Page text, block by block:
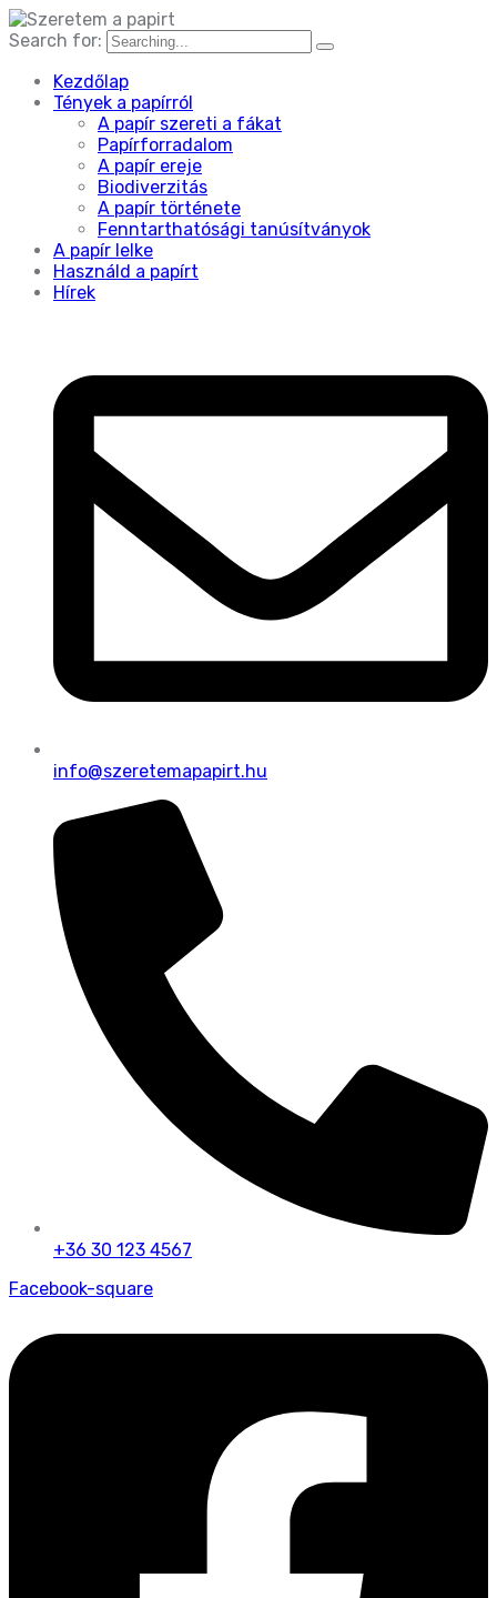
Search for:
Kezdőlap
Tények a papírról
A papír szereti a fákat
Papírforradalom
A papír ereje
Biodiverzitás
A papír története
Fenntarthatósági tanúsítványok
A papír lelke
Használd a papírt
Hírek
info@szeretemapapirt.hu
+36 30 123 4567
Facebook-square